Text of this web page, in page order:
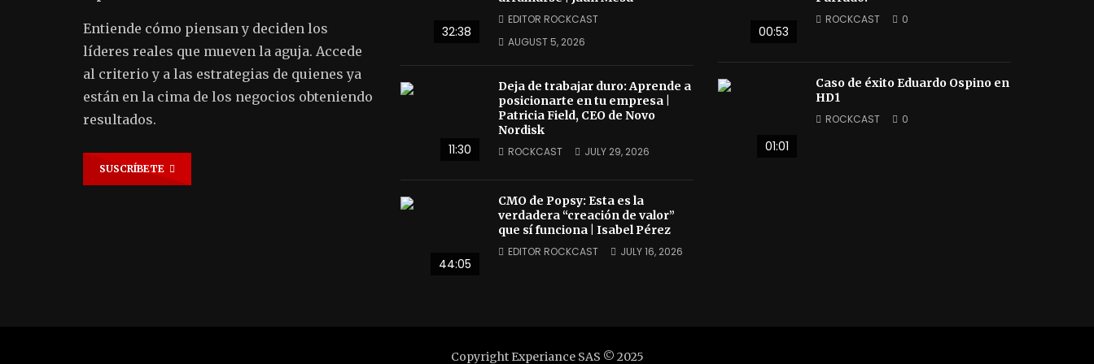
Entiende cómo piensan y deciden los
líderes reales que mueven la aguja. Accede
al criterio y a las estrategias de quienes ya
están en la cima de los negocios obteniendo
resultados.
SUSCRÍBETE
32:38
EDITOR ROCKCAST
AUGUST 5, 2026
11:30
Deja de trabajar duro: Aprende a
posicionarte en tu empresa |
Patricia Field, CEO de Novo
Nordisk
ROCKCAST JULY 29, 2026
44:05
CMO de Popsy: Esta es la
verdadera “creación de valor”
que sí funciona | Isabel Pérez
EDITOR ROCKCAST JULY 16, 2026
00:53
ROCKCAST 0
01:01
Caso de éxito Eduardo Ospino en
HD1
ROCKCAST 0
Copyright Experiance SAS © 2025